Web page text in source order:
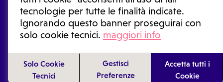
tecnologie per tutte le finalità indicate.
Ignorando questo banner proseguirai con
solo cookie tecnici. maggiori info
Solo Cookie
Tecnici
Gestisci
Preferenze
Accetta tutti i
Cookie